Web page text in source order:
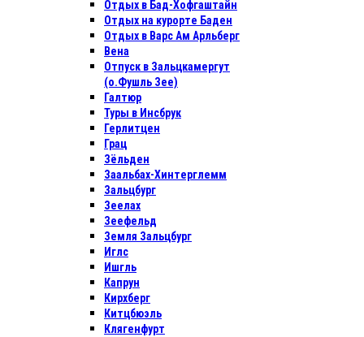
Отдых в Бад-Хофгаштайн
Отдых на курорте Баден
Отдых в Варс Ам Арльберг
Вена
Отпуск в Зальцкамергут
(о.Фушль Зее)
Галтюр
Туры в Инсбрук
Герлитцен
Грац
Зёльден
Заальбах-Хинтерглемм
Зальцбург
Зеелах
Зеефельд
Земля Зальцбург
Иглс
Ишгль
Капрун
Кирхберг
Китцбюэль
Клягенфурт